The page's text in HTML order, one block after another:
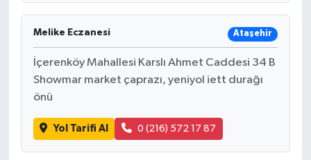
Melike Eczanesi Ataşehir
İçerenköy Mahallesi Karslı Ahmet Caddesi 34 B
Showmar market çaprazı, yeniyol iett durağı
önü
Yol Tarifi Al 0 (216) 572 17 87